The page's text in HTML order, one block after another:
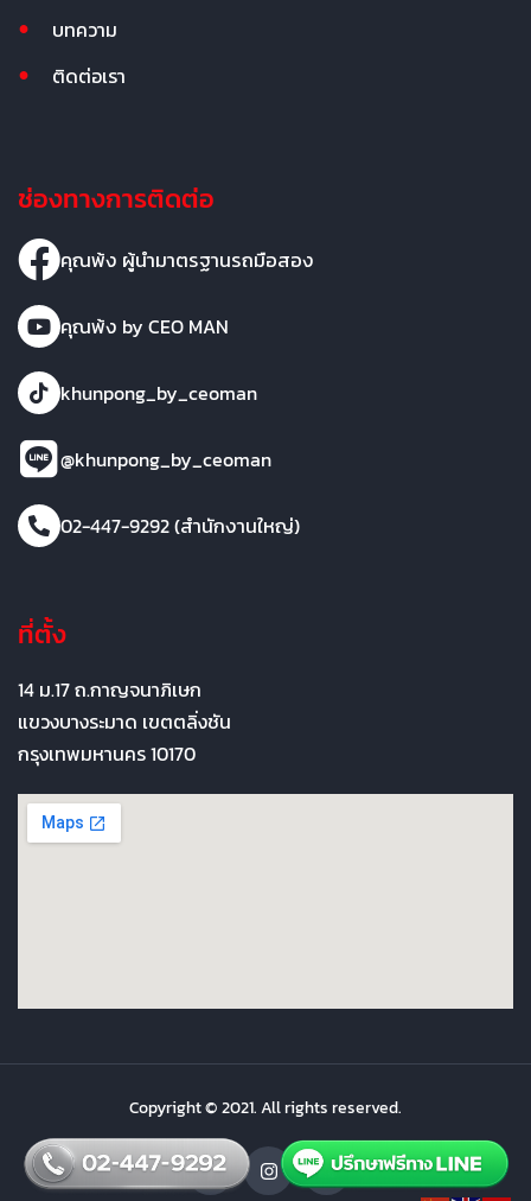
บทความ
ติดต่อเรา
ช่องทางการติดต่อ
คุณพ้ง ผู้นำมาตรฐานรถมือสอง
คุณพ้ง by CEO MAN
khunpong_by_ceoman
@khunpong_by_ceoman
02-447-9292 (สำนักงานใหญ่)
ที่ตั้ง
14 ม.17 ถ.กาญจนาภิเษก
แขวงบางระมาด เขตตลิ่งชัน
กรุงเทพมหานคร 10170
Copyright © 2021. All rights reserved.